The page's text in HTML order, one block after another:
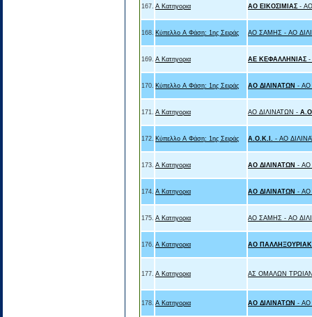
167. Α Κατηγορια ΑΟ ΕΙΚΟΣΙΜΙΑΣ -
168. Κύπελλο Α Φάση: 1ης Σειράς ΑΟ ΣΑΜΗΣ - ΑΟ
169. Α Κατηγορια ΑΕ ΚΕΦΑΛΛΗΝΙΑΣ -
170. Κύπελλο Α Φάση: 1ης Σειράς ΑΟ ΔΙΛΙΝΑΤΩΝ -
171. Α Κατηγορια ΑΟ ΔΙΛΙΝΑΤΩΝ -
172. Κύπελλο Α Φάση: 1ης Σειράς Α.Ο.Κ.Ι. - ΑΟ
173. Α Κατηγορια ΑΟ ΔΙΛΙΝΑΤΩΝ - ΑΟ
174. Α Κατηγορια ΑΟ ΔΙΛΙΝΑΤΩΝ - ΑΟ
175. Α Κατηγορια ΑΟ ΣΑΜΗΣ - ΑΟ
176. Α Κατηγορια ΑΟ
177. Α Κατηγορια ΑΣ ΟΜΑΛΩΝ
178. Α Κατηγορια ΑΟ ΔΙΛΙΝΑΤΩΝ - ΑΟ